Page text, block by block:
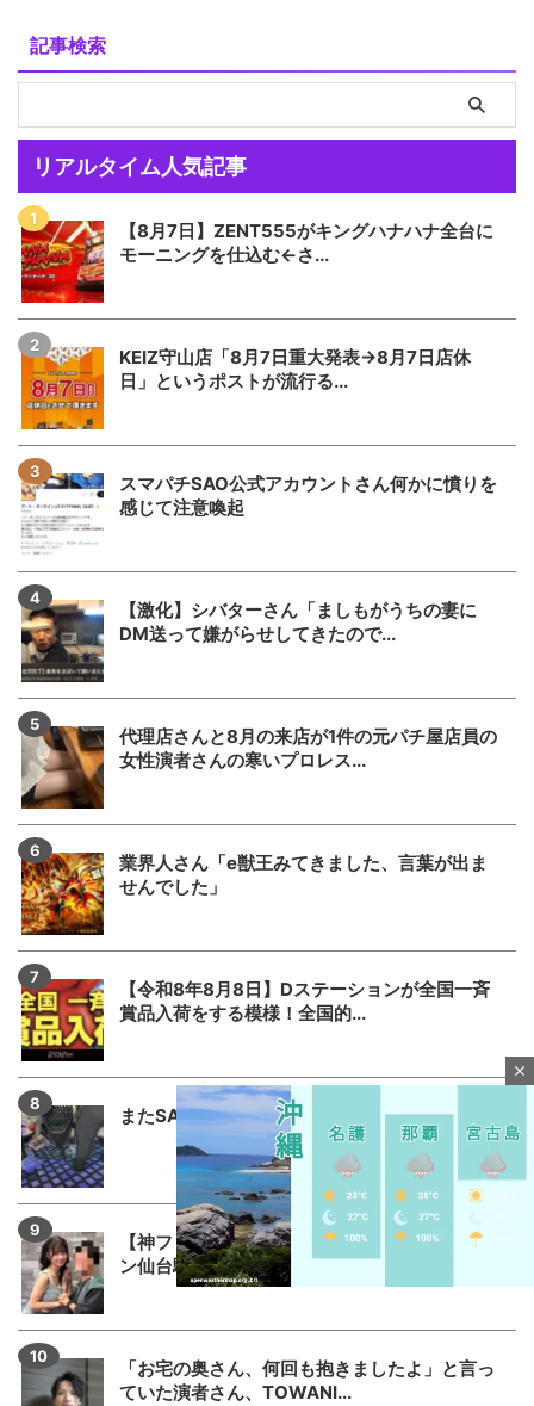
記事検索
リアルタイム人気記事
【8月7日】ZENT555がキングハナハナ全台に
モーニングを仕込む←さ...
KEIZ守山店「8月7日重大発表→8月7日店休
日」というポストが流行る...
スマパチSAO公式アカウントさん何かに憤りを
感じて注意喚起
【激化】シバターさん「ましもがうちの妻に
DM送って嫌がらせしてきたので...
代理店さんと8月の来店が1件の元パチ屋店員の
女性演者さんの寒いプロレス...
業界人さん「e獣王みてきました、言葉が出ま
せんでした」
【令和8年8月8日】Dステーションが全国一斉
賞品入荷をする模様！全国的...
またSAO2のガラスが割られる
【神ファンサ】瀬戸環奈さんが8月8日のマルハ
ン仙台駅東店・仙台苦竹店予...
「お宅の奥さん、何回も抱きましたよ」と言っ
ていた演者さん、TOWANI...
close
u